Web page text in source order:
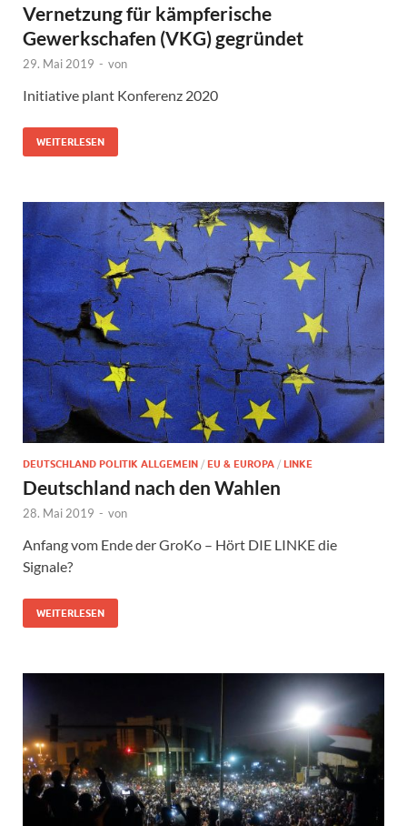
Vernetzung für kämpferische
Gewerkschafen (VKG) gegründet
29. Mai 2019 - von
Initiative plant Konferenz 2020
WEITERLESEN
DEUTSCHLAND POLITIK ALLGEMEIN / EU & EUROPA / LINKE
Deutschland nach den Wahlen
28. Mai 2019 - von
Anfang vom Ende der GroKo – Hört DIE LINKE die
Signale?
WEITERLESEN